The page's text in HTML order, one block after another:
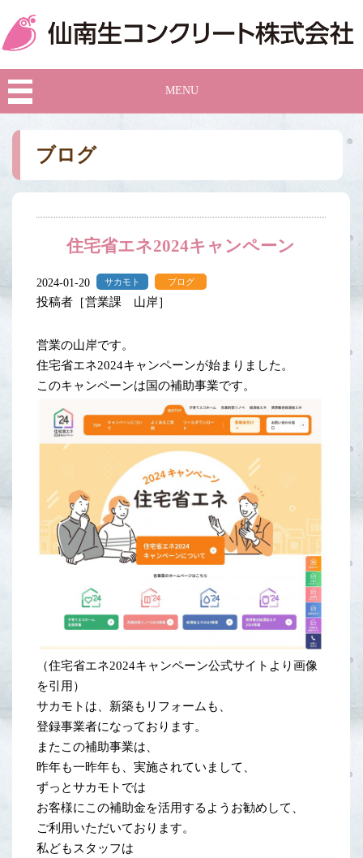
MENU
ブログ
住宅省エネ2024キャンペーン
2024-01-20 サカモト ブログ
投稿者［営業課 山岸］
営業の山岸です。
住宅省エネ2024キャンペーンが始まりました。
このキャンペーンは国の補助事業です。
（住宅省エネ2024キャンペーン公式サイトより画像
を引用）
サカモトは、新築もリフォームも、
登録事業者になっております。
またこの補助事業は、
昨年も一昨年も、実施されていまして、
ずっとサカモトでは
お客様にこの補助金を活用するようお勧めして、
ご利用いただいております。
私どもスタッフは